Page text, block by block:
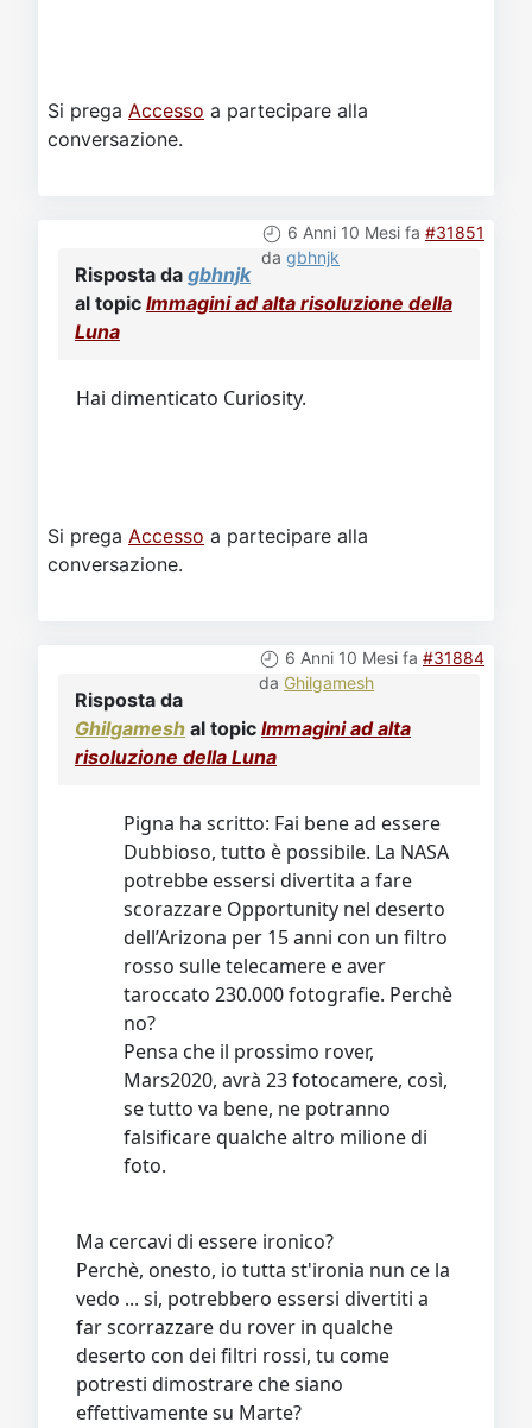
Si prega Accesso a partecipare alla
conversazione.
6 Anni 10 Mesi fa #31851
da gbhnjk
Risposta da gbhnjk
al topic Immagini ad alta risoluzione della
Luna
Hai dimenticato Curiosity.
Si prega Accesso a partecipare alla
conversazione.
6 Anni 10 Mesi fa #31884
da Ghilgamesh
Risposta da
Ghilgamesh al topic Immagini ad alta
risoluzione della Luna
Pigna ha scritto: Fai bene ad essere
Dubbioso, tutto è possibile. La NASA
potrebbe essersi divertita a fare
scorazzare Opportunity nel deserto
dell’Arizona per 15 anni con un filtro
rosso sulle telecamere e aver
taroccato 230.000 fotografie. Perchè
no?
Pensa che il prossimo rover,
Mars2020, avrà 23 fotocamere, così,
se tutto va bene, ne potranno
falsificare qualche altro milione di
foto.
Ma cercavi di essere ironico?
Perchè, onesto, io tutta st'ironia nun ce la
vedo ... si, potrebbero essersi divertiti a
far scorrazzare du rover in qualche
deserto con dei filtri rossi, tu come
potresti dimostrare che siano
effettivamente su Marte?